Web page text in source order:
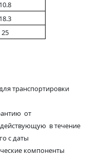
10.8
18.3
25
транспортировки
от
в течение
с даты
компоненты